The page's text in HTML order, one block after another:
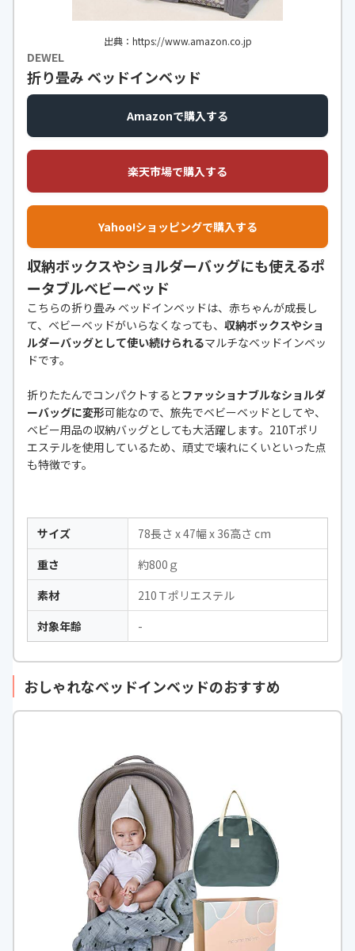
出典：https://www.amazon.co.jp
DEWEL
折り畳み ベッドインベッド
Amazonで購入する
楽天市場で購入する
Yahoo!ショッピングで購入する
収納ボックスやショルダーバッグにも使えるポ
ータブルベビーベッド
こちらの折り畳み ベッドインベッドは、赤ちゃんが成長し
て、ベビーベッドがいらなくなっても、 収納ボックスやショ
ルダーバッグとして使い続けられるマルチなベッドインベッ
ドです。
折りたたんでコンパクトするとファッショナブルなショルダ
ーバッグに変形可能なので、旅先でベビーベッドとしてや、
ベビー用品の収納バッグとしても大活躍します。210Tポリ
エステルを使用しているため、頑丈で壊れにくいといった点
も特徴です。
サイズ
78長さ x 47幅 x 36高さ cm
重さ
約800ｇ
素材
210Ｔポリエステル
対象年齢
-
おしゃれなベッドインベッドのおすすめ